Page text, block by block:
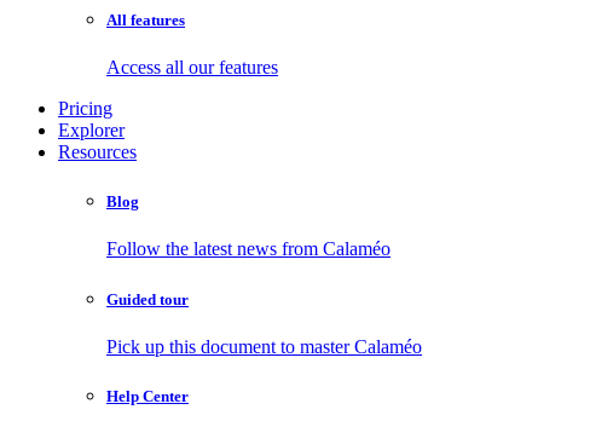
All features
Access all our features
Pricing
Explorer
Resources
Blog
Follow the latest news from Calaméo
Guided tour
Pick up this document to master Calaméo
Help Center